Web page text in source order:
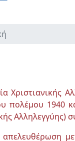
Χριστιανικής
πολέμου 1940